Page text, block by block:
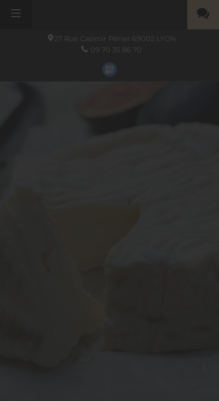
27 Rue Casimir Périer 69002 LYON
09 70 35 86 70